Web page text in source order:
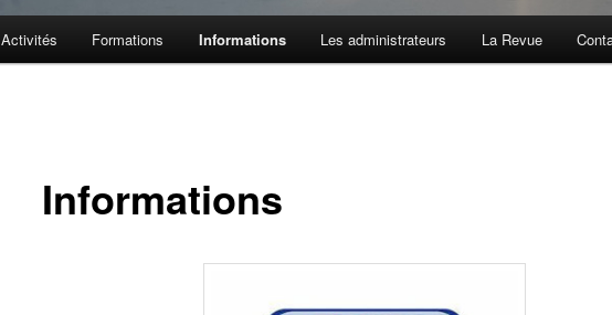
Activités Formations Informations Les administrateurs La Revue
Informations